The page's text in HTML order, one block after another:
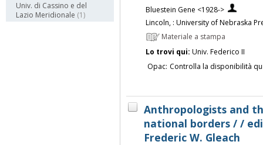
Univ. di Cassino e del
Lazio Meridionale (1)
Bluestein Gene <1928->
Lincoln, : University of Nebraska
Materiale a stampa
Lo trovi qui: Univ. Federico II
Opac: Controlla la disponibilità
Anthropologists and
national borders / /
Frederic W. Gleach